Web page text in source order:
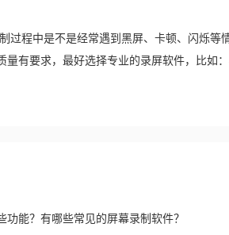
程中是不是经常遇到黑屏、卡顿、闪烁等
量有要求，最好选择专业的录屏软件，比如
功能？有哪些常见的屏幕录制软件？